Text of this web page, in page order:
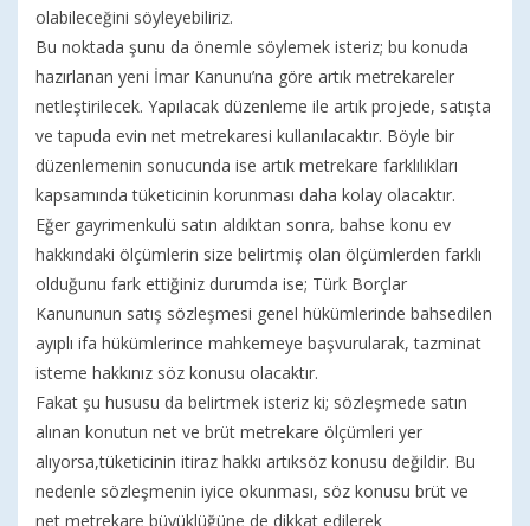
olabileceğini söyleyebiliriz.
Bu noktada şunu da önemle söylemek isteriz; bu konuda
hazırlanan yeni İmar Kanunu’na göre artık metrekareler
netleştirilecek. Yapılacak düzenleme ile artık projede, satışta
ve tapuda evin net metrekaresi kullanılacaktır. Böyle bir
düzenlemenin sonucunda ise artık metrekare farklılıkları
kapsamında tüketicinin korunması daha kolay olacaktır.
Eğer gayrimenkulü satın aldıktan sonra, bahse konu ev
hakkındaki ölçümlerin size belirtmiş olan ölçümlerden farklı
olduğunu fark ettiğiniz durumda ise; Türk Borçlar
Kanununun satış sözleşmesi genel hükümlerinde bahsedilen
ayıplı ifa hükümlerince mahkemeye başvurularak, tazminat
isteme hakkınız söz konusu olacaktır.
Fakat şu hususu da belirtmek isteriz ki; sözleşmede satın
alınan konutun net ve brüt metrekare ölçümleri yer
alıyorsa,tüketicinin itiraz hakkı artıksöz konusu değildir. Bu
nedenle sözleşmenin iyice okunması, söz konusu brüt ve
net metrekare büyüklüğüne de dikkat edilerek